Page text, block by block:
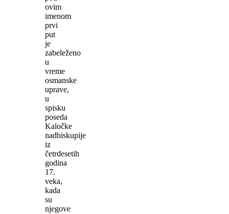
ovim
imenom
prvi
put
je
zabeleženo
u
vreme
osmanske
uprave,
u
spisku
poseda
Kaločke
nadbiskupije
iz
četrdesetih
godina
17.
veka,
kada
su
njegove